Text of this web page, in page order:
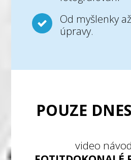
Od myšlenky
úpravy.
POUZE
video návod